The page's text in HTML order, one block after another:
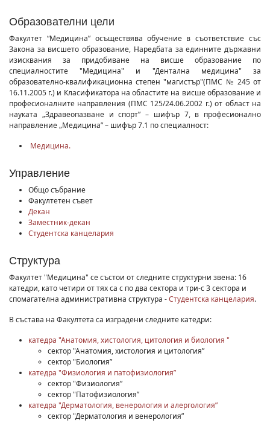
Образователни цели
Факултет “Медицина” осъществява обучение в съответствие със
Закона за висшето образование, Наредбата за единните държавни
изисквания за придобиване на висше образование по
специалностите "Медицина" и "Дентална медицина" за
образователно-квалификационна степен "магистър"(ПМС № 245 от
16.11.2005 г.) и Класификатора на областите на висше образование и
професионалните направления (ПМС 125/24.06.2002 г.) от област на
науката „Здравеопазване и спорт” – шифър 7, в професионално
направление „Медицина” – шифър 7.1 по специалност:
Медицина.
Управление
Общо събрание
Факултетен съвет
Декан
Заместник-декан
Студентска канцелария
Структура
Факултет "Медицина" се състои от следните структурни звена: 16
катедри, като четири от тях са с по два сектора и три-с 3 сектора и
спомагателна административна структура -Студентска канцелария.
В състава на Факултета са изградени следните катедри:
катедра "Анатомия, хистология, цитология и биология "
сектор "Анатомия, хистология и цитология”
сектор "Биология”
катедра "Физиология и патофизиология”
сектор "Физиология”
сектор "Патофизиология”
катедра "Дерматология, венерология и алергология”
сектор "Дерматология и венерология”